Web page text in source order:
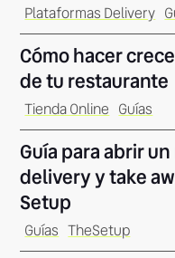
Plataformas Delivery
Cómo hacer
de tu restaurante
Tienda Online Guías
Guía para abrir
delivery y take
Setup
Guías TheSetup